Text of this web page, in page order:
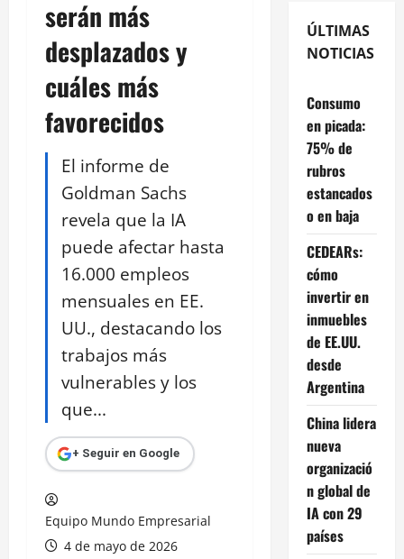
serán más
desplazados y
cuáles más
favorecidos
El informe de
Goldman Sachs
revela que la IA
puede afectar hasta
16.000 empleos
mensuales en EE.
UU., destacando los
trabajos más
vulnerables y los
que...
+ Seguir en Google
Equipo Mundo Empresarial
4 de mayo de 2026
ÚLTIMAS
NOTICIAS
Consumo
en picada:
75% de
rubros
estancados
o en baja
CEDEARs:
cómo
invertir en
inmuebles
de EE.UU.
desde
Argentina
China lidera
nueva
organizació
n global de
IA con 29
países